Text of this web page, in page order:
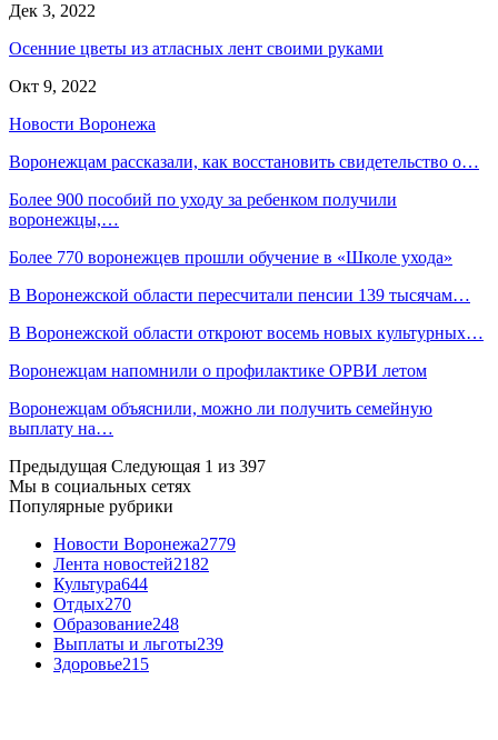
Дек 3, 2022
Осенние цветы из атласных лент своими руками
Окт 9, 2022
Новости Воронежа
Воронежцам рассказали, как восстановить свидетельство о…
Более 900 пособий по уходу за ребенком получили
воронежцы,…
Более 770 воронежцев прошли обучение в «Школе ухода»
В Воронежской области пересчитали пенсии 139 тысячам…
В Воронежской области откроют восемь новых культурных…
Воронежцам напомнили о профилактике ОРВИ летом
Воронежцам объяснили, можно ли получить семейную
выплату на…
Предыдущая Следующая 1 из 397
Мы в социальных сетях
Популярные рубрики
Новости Воронежа2779
Лента новостей2182
Культура644
Отдых270
Образование248
Выплаты и льготы239
Здоровье215